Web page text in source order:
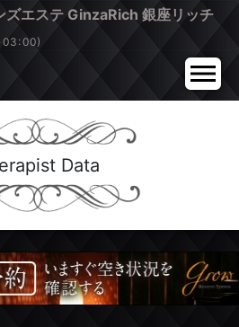
ズエステ GinzaRich 銀座リッチ
03:00)
Data